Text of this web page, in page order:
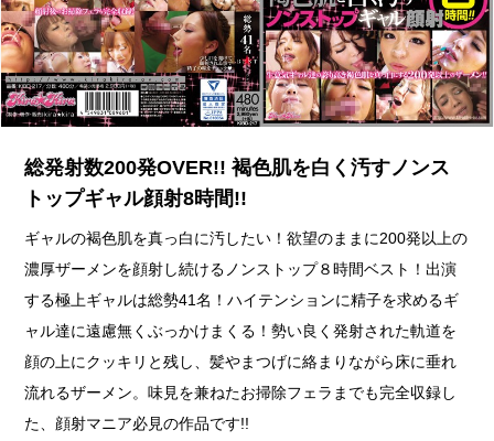
総発射数200発OVER!! 褐色肌を白く汚すノンス
トップギャル顔射8時間!!
ギャルの褐色肌を真っ白に汚したい！欲望のままに200発以上の
濃厚ザーメンを顔射し続けるノンストップ８時間ベスト！出演
する極上ギャルは総勢41名！ハイテンションに精子を求めるギ
ャル達に遠慮無くぶっかけまくる！勢い良く発射された軌道を
顔の上にクッキリと残し、髪やまつげに絡まりながら床に垂れ
流れるザーメン。味見を兼ねたお掃除フェラまでも完全収録し
た、顔射マニア必見の作品です!!